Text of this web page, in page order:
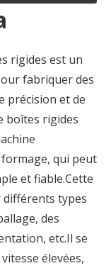
rigides est un
fabriquer des
précision et de
boîtes rigides
qui peut
et fiable.Cette
différents types
des
etc.Il se
élevées,